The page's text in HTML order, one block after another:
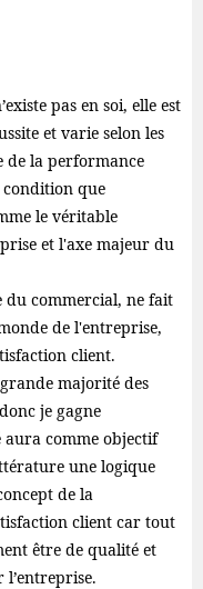
pas en soi, elle est
et varie selon les
de la performance
condition que
le véritable
et l'axe majeur du
du commercial, ne fait
de l'entreprise,
client.
majorité des
je gagne
comme objectif
une logique
de la
client car tout
être de qualité et